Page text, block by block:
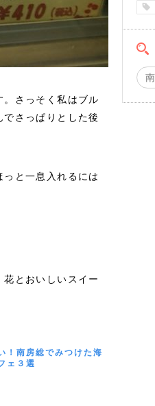
さっそく私はブル
さっぱりとした後
と一息入れるには
とおいしいスイー
！南房総でみつけた海
ェ３選